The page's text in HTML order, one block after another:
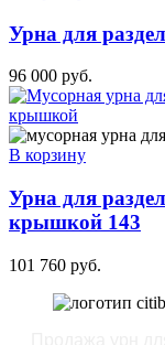
Урна для
96 000 руб.
В корзину
Урна для
крышкой 143
101 760 руб.